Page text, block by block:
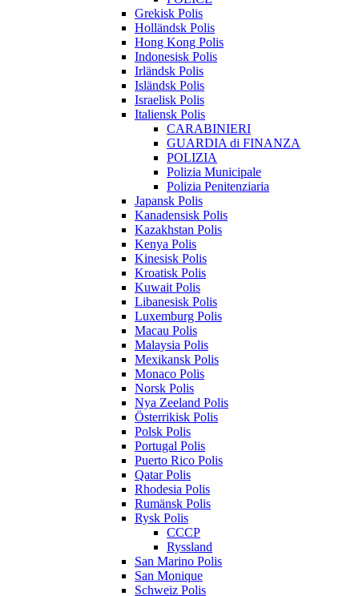
Grekisk Polis
Holländsk Polis
Hong Kong Polis
Indonesisk Polis
Irländsk Polis
Isländsk Polis
Israelisk Polis
Italiensk Polis
CARABINIERI
GUARDIA di FINANZA
POLIZIA
Polizia Municipale
Polizia Penitenziaria
Japansk Polis
Kanadensisk Polis
Kazakhstan Polis
Kenya Polis
Kinesisk Polis
Kroatisk Polis
Kuwait Polis
Libanesisk Polis
Luxemburg Polis
Macau Polis
Malaysia Polis
Mexikansk Polis
Monaco Polis
Norsk Polis
Nya Zeeland Polis
Österrikisk Polis
Polsk Polis
Portugal Polis
Puerto Rico Polis
Qatar Polis
Rhodesia Polis
Rumänsk Polis
Rysk Polis
CCCP
Ryssland
San Marino Polis
San Monique
Schweiz Polis